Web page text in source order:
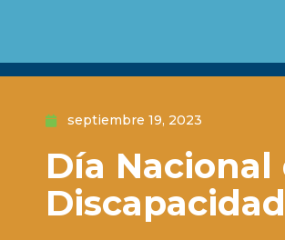
septiembre 19, 2023
Día
Discapacidad